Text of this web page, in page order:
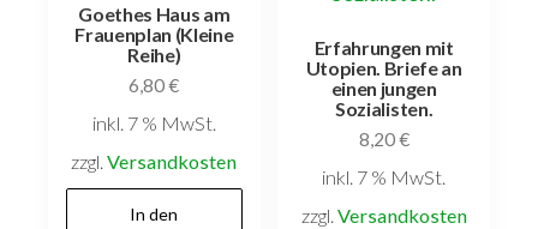
Goethes Haus am
Frauenplan (Kleine
Reihe)
6,80€
inkl. 7 % MwSt.
zzgl.Versandkosten
In den
Erfahrungen mit
Utopien. Briefe an
einen jungen
Sozialisten.
8,20€
inkl. 7 % MwSt.
zzgl. Versandkosten